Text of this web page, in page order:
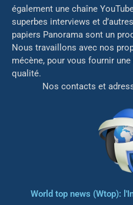
également une chaîne
superbes interviews et
papiers Panorama sont un
Nous travaillons avec nos
mécène, pour vous fournir
qualité.
Nos contacts et
World top news (Wtop):